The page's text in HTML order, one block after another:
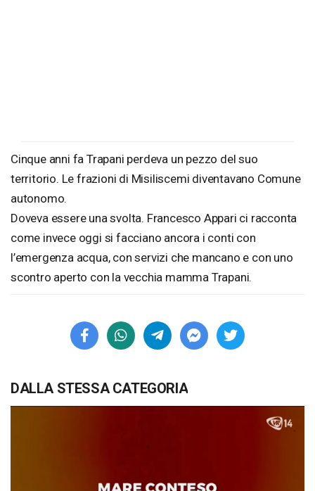
Cinque anni fa Trapani perdeva un pezzo del suo
territorio. Le frazioni di Misiliscemi diventavano Comune
autonomo.
Doveva essere una svolta. Francesco Appari ci racconta
come invece oggi si facciano ancora i conti con
l’emergenza acqua, con servizi che mancano e con uno
scontro aperto con la vecchia mamma Trapani.
DALLA STESSA CATEGORIA